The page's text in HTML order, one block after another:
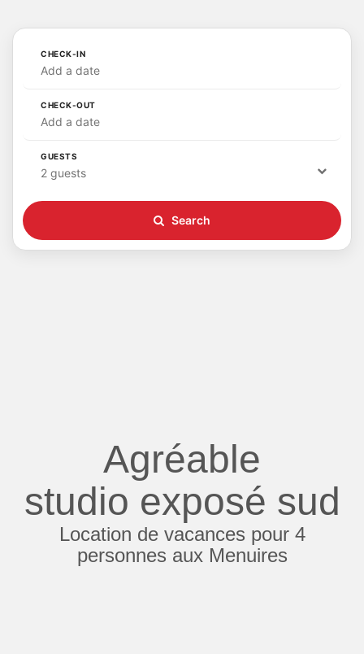
CHECK-IN
Add a date
CHECK-OUT
Add a date
GUESTS
2 guests
Search
Agréable
studio exposé sud
Location de vacances pour 4
personnes aux Menuires